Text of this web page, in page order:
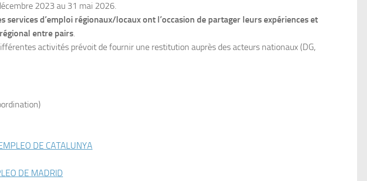
2023 au 31 mai 2026.
services d’emploi régionaux/locaux ont l’occasion de partager leurs expériences et
entre pairs.
activités prévoit de fournir une restitution auprès des acteurs nationaux (DG,
DE CATALUNYA
DE MADRID